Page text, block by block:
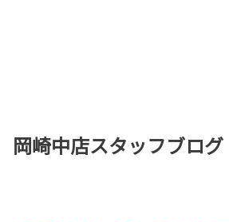
岡崎中店スタッフブログ